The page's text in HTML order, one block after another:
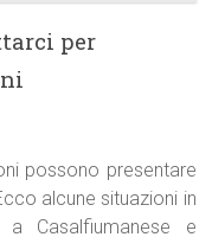
per
possono presentare
alcune situazioni in
a Casalfiumanese e